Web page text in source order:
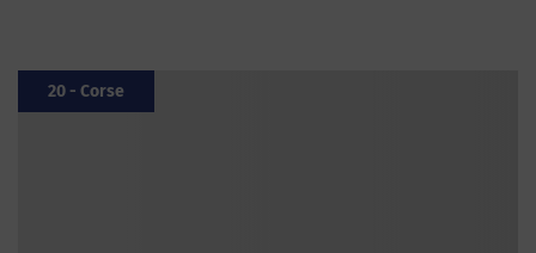
20 - Corse